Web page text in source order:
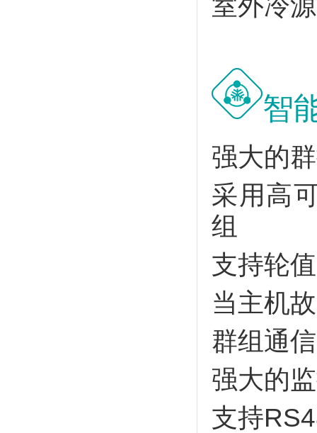
室外冷
智
强大的
采用高
组
支持轮
当主机
群组通
强大的
支持